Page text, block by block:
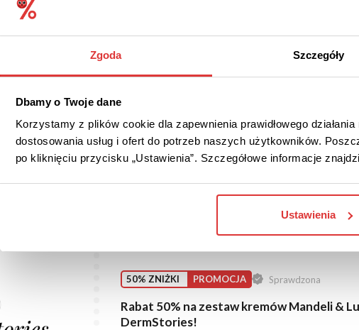
Zgoda Szczegóły
Dbamy o Twoje dane
Korzystamy z plików cookie dla zapewnienia prawidłowego
dostosowania usług i ofert do potrzeb naszych użytkowników.
po kliknięciu przycisku „Ustawienia”. Szczegółowe informacje
Ustawienia
Skorzystaj z darmowej dostawy od 139 zł. Nie
DO 69% ZNIŻKI PROMOCJA
Wyprzedaż do -69% w Sensu!
Masażery, żele do ciała, bielizna i wiele innych
50% ZNIŻKI PROMOCJA Sprawdzona
Rabat 50% na zestaw kremów Mandeli &
DermStories!